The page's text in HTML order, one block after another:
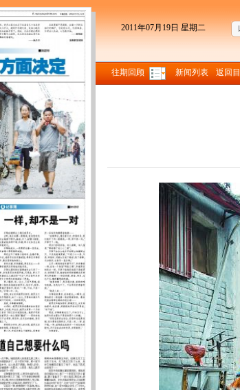
2011年07月19日 星期二
往期回顾 新闻列表 返回